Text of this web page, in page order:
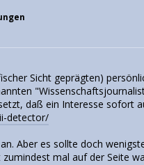
Sicht geprägten)
daß ein Interesse sofort
detector/
Aber es sollte doch
mal auf der Seite